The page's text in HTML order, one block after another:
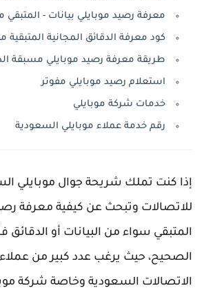
معرفة رصيد موبايلي بيانات - المتبقي
كود معرفة الدقائق المجانية المتبقية
طريقة معرفة رصيد موبايلي مسبقة
استعلام رصيد موبايلي مفوتر
خدمات شركة موبايلي
رقم خدمة عملاء موبايلي السعودية
إذا كنت تملك شريحة جوال موبايلي
للاتصالات وتبحث عن كيفية معرفة
المتبقي سواء من البيانات أو الدقائق
الصحيح، حيث يرغب عدد كبير من
الاتصالات السعودية وخاصة شركة